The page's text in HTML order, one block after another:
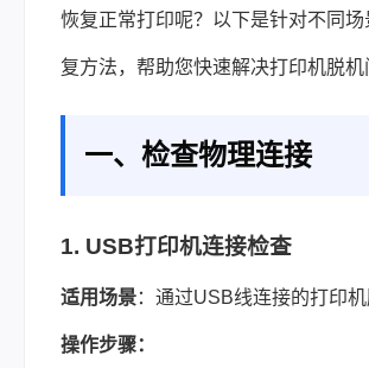
恢复正常打印呢？以下是针对不同场
复方法，帮助您快速解决打印机脱机
一、检查物理连接
1. USB打印机连接检查
适用场景：通过USB线连接的打印机
操作步骤：